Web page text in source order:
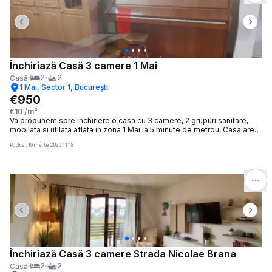
mașini 💶 Preț chirie: 900 euro/lună 📞 Pentru detalii și programarea
unei vizionări, sunați la: 0749 535 729
Previous slide Next
Închiriază Casă 3 camere 1 Mai
Casă 2
2
1 Mai, Sector 1, București
€950
€10 /m²
Va propunem spre inchiriere o casa cu 3 camere, 2 grupuri sanitare,
mobilata si utilata aflata in zona 1 Mai la 5 minute de metrou, Casa are o
portii. Se accepta de companie (pisicute), Pentru detalii sau vizionare
Publicat 16 martie 2026 11:18
Previous slide Next
Închiriază Casă 3 camere Strada Nicolae Brana
Casă 2
2